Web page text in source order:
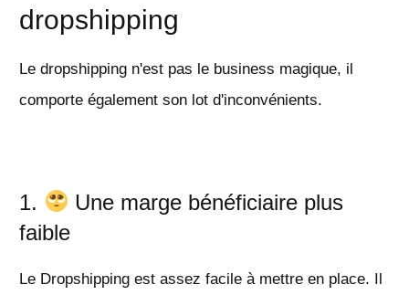
dropshipping
Le dropshipping n'est pas le business magique, il
comporte également son lot d'inconvénients.
1.
Une marge bénéficiaire plus
faible
Le Dropshipping est assez facile à mettre en place. Il